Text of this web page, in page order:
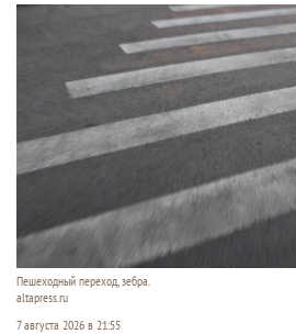
Пешеходный переход, зебра.
altapress.ru
7 августа 2026 в 21:55